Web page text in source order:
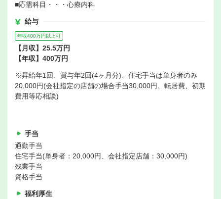
■応需科目・・・心療内科
給与
年収400万円以上可
【月収】25.5万円
【年収】400万円
※昇給年1回、賞与年2回(4ヶ月分)、住宅手当は単身者のみ
20,000円(会社指定の店舗の場合手当30,000円、転居費、初期
費用等応相談)
手当
通勤手当
住宅手当(単身者：20,000円、会社指定店舗：30,000円)
残業手当
資格手当
福利厚生